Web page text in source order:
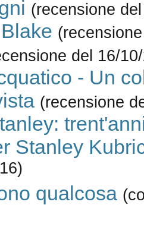
(recensione
del 16/
- Un
(recensione
Stanley
qualcosa